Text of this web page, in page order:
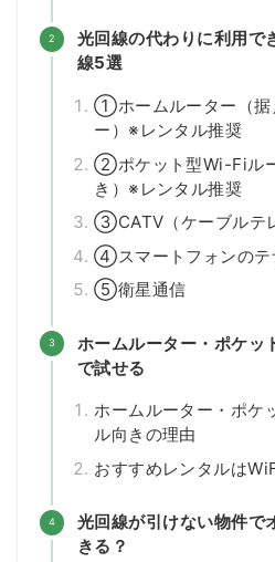
光回線の代わりに利用で
線5選
①ホームルーター（据
ー）※レンタル推奨
②ポケット型Wi-Fiル
き）※レンタル推奨
③CATV（ケーブルテ
④スマートフォンのテ
⑤衛星通信
ホームルーター・ポケ
で試せる
ホームルーター・ポケ
ル向きの理由
おすすめレンタルは
光回線が引けない物件で
きる？